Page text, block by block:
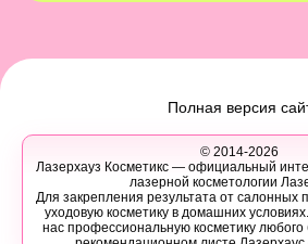
Полная версия
© 2014-2026
Лазерхауз Косметикс — официальный
лазерной косметологии
Для закрепления результата от салонных
уходовую косметику в домашних
нас профессиональную косметику любого